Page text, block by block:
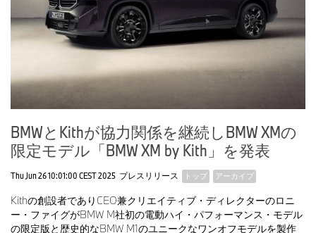
BMW Xモデルについて
BMW Xモデルは、1999年にBMW X5（エックスファイブ）、2004
年にBMW X3（エックススリー）、2008年にBMW X6（エックス
シックス）、2010年にBMW X1の初代モデルが誕生している。その
後、2014年にはBMW X4（エックスフォー）、2018年にはBMW
誕生している。
この内、BMW X1、BMW X3、BMW X5、BMW X7は、それまでの
武骨なSUVとは明確な一線を画す、オンロード走行性能を高めた
スポーツ・アクティビティ・ビークル（SAV）という革新的なコン
セプトによって新たなセグメントを確立し、BMW X2、BMW X6
は、スポーティでエレガントなクーペ・デザインとBMW Xモデル
の力強い存在感を兼ね備えた、スポーツ・アクティビティ・クー
BMWとKithが協力関係を継続しBMW XMの
限定モデル「BMW XM by Kith」を発表
Thu Jun 26 10:01:00 CEST 2025 プレスリリース トップ アーカイブ
Kithの創設者でありCEO兼クリエイティブ・ディレクターのロニ
ー・ファイグがBMW M社初の電動ハイ・パフォーマンス・モデル
の限定版と歴史的なBMW M1のユニークなワンオフモデルを製作